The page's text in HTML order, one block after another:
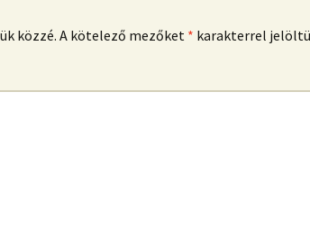
közzé. A kötelező mezőket * karakterrel